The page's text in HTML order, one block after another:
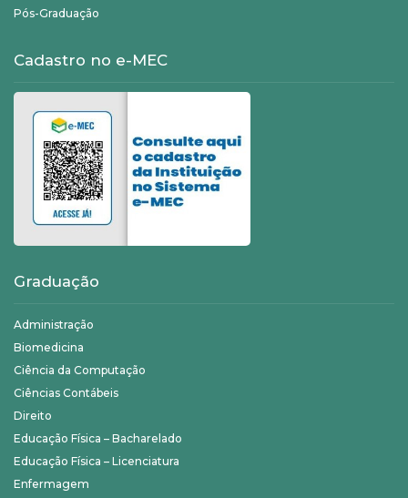
Pós-Graduação
Cadastro no e-MEC
Graduação
Administração
Biomedicina
Ciência da Computação
Ciências Contábeis
Direito
Educação Física – Bacharelado
Educação Física – Licenciatura
Enfermagem